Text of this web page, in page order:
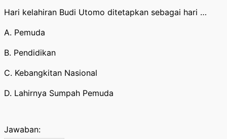
Hari kelahiran Budi Utomo ditetapkan sebagai hari …
A. Pemuda
B. Pendidikan
C. Kebangkitan Nasional
D. Lahirnya Sumpah Pemuda
Jawaban: